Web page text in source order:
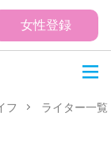
女性登録
フ ライター一覧